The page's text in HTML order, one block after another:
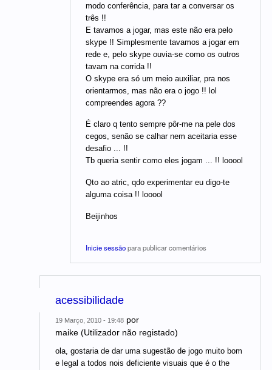
modo conferência, para tar a conversar os
três !!
E tavamos a jogar, mas este não era pelo
skype !! Simplesmente tavamos a jogar em
rede e, pelo skype ouvia-se como os outros
tavam na corrida !!
O skype era só um meio auxiliar, pra nos
orientarmos, mas não era o jogo !! lol
compreendes agora ??
É claro q tento sempre pôr-me na pele dos
cegos, senão se calhar nem aceitaria esse
desafio ... !!
Tb queria sentir como eles jogam ... !! looool
Qto ao atric, qdo experimentar eu digo-te
alguma coisa !! looool
Beijinhos
Inicie sessãopara publicar comentários
acessibilidade
19 Março, 2010 - 19:48 por
maike (Utilizador não registado)
ola, gostaria de dar uma sugestão de jogo muito bom
e legal a todos nois deficiente visuais que é o the